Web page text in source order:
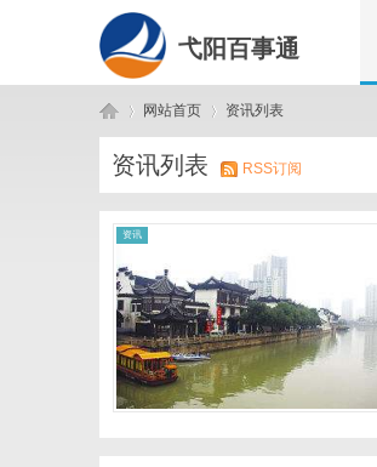
弋阳百事通
弋 ›
网站首页
›
资讯列表
资讯列表 RSS订阅
资讯